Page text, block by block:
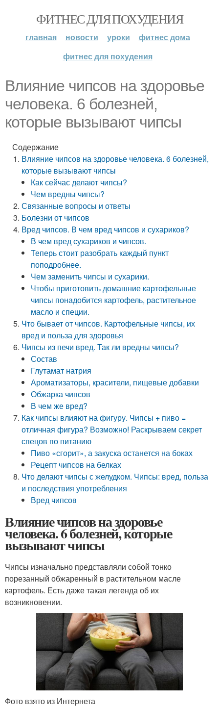
ФИТНЕС ДЛЯ ПОХУДЕНИЯ
главная новости уроки
фитнес дома
фитнес для похудения
Влияние чипсов на здоровье
человека. 6 болезней,
которые вызывают чипсы
Содержание
Влияние чипсов на здоровье человека. 6 болезней,
которые вызывают чипсы
Как сейчас делают чипсы?
Чем вредны чипсы?
Связанные вопросы и ответы
Болезни от чипсов
Вред чипсов. В чем вред чипсов и сухариков?
В чем вред сухариков и чипсов.
Теперь стоит разобрать каждый пункт
поподробнее.
Чем заменить чипсы и сухарики.
Чтобы приготовить домашние картофельные
чипсы понадобится картофель, растительное
масло и специи.
Что бывает от чипсов. Картофельные чипсы, их
вред и польза для здоровья
Чипсы из печи вред. Так ли вредны чипсы?
Состав
Глутамат натрия
Ароматизаторы, красители, пищевые добавки
Обжарка чипсов
В чем же вред?
Как чипсы влияют на фигуру. Чипсы + пиво =
отличная фигура? Возможно! Раскрываем секрет
спецов по питанию
Пиво «сгорит», а закуска останется на боках
Рецепт чипсов на белках
Что делают чипсы с желудком. Чипсы: вред, польза
и последствия употребления
Вред чипсов
Влияние чипсов на здоровье
человека. 6 болезней, которые
вызывают чипсы
Чипсы изначально представляли собой тонко
порезанный обжаренный в растительном масле
картофель. Есть даже такая легенда об их
возникновении.
Фото взято из Интернета